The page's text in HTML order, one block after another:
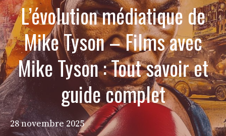
L’évolution médiatique de
Mike Tyson – Films avec
Mike Tyson : Tout savoir et
guide complet
28 novembre 2025